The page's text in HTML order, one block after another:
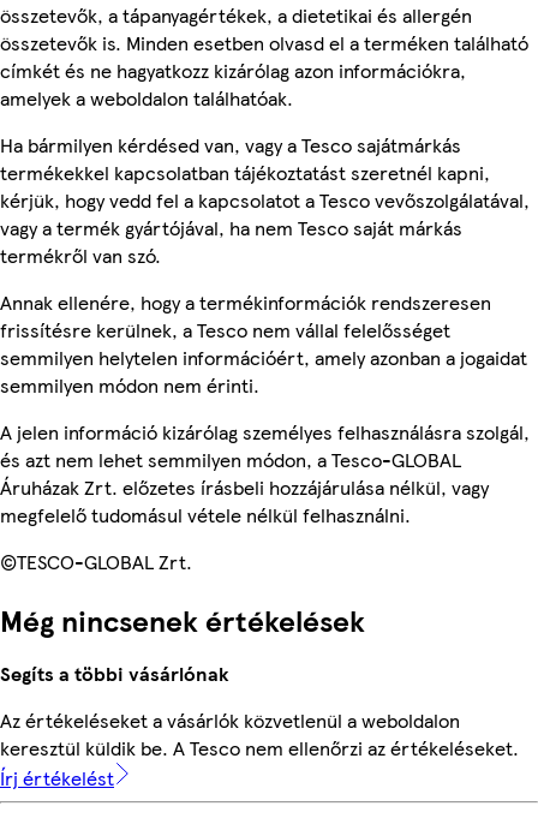
összetevők, a tápanyagértékek, a dietetikai és allergén
összetevők is. Minden esetben olvasd el a terméken található
címkét és ne hagyatkozz kizárólag azon információkra,
amelyek a weboldalon találhatóak.
Ha bármilyen kérdésed van, vagy a Tesco sajátmárkás
termékekkel kapcsolatban tájékoztatást szeretnél kapni,
kérjük, hogy vedd fel a kapcsolatot a Tesco vevőszolgálatával,
vagy a termék gyártójával, ha nem Tesco saját márkás
termékről van szó.
Annak ellenére, hogy a termékinformációk rendszeresen
frissítésre kerülnek, a Tesco nem vállal felelősséget
semmilyen helytelen információért, amely azonban a jogaidat
semmilyen módon nem érinti.
A jelen információ kizárólag személyes felhasználásra szolgál,
és azt nem lehet semmilyen módon, a Tesco-GLOBAL
Áruházak Zrt. előzetes írásbeli hozzájárulása nélkül, vagy
megfelelő tudomásul vétele nélkül felhasználni.
©TESCO-GLOBAL Zrt.
Még nincsenek értékelések
Segíts a többi vásárlónak
Az értékeléseket a vásárlók közvetlenül a weboldalon
keresztül küldik be. A Tesco nem ellenőrzi az értékeléseket.
Írj értékelést